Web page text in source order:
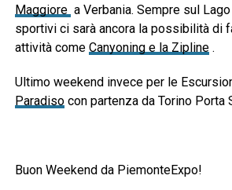
Maggiore a Verbania. Sempre sul
sportivi ci sarà ancora la possibilità di
attività come Canyoning e la Zipline.
Ultimo weekend invece per le
Paradisocon partenza da Torino Porta
Buon Weekend da PiemonteExpo!